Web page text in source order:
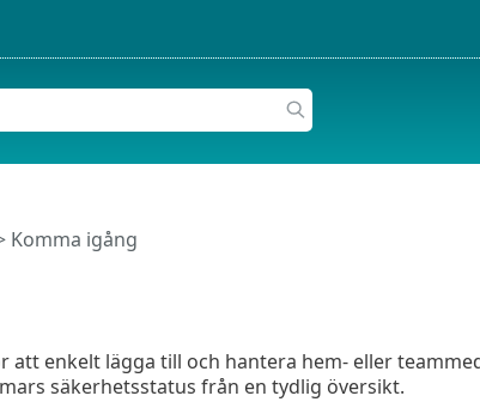
Komma igång
att enkelt lägga till och hantera hem- eller
säkerhetsstatus från en tydlig översikt.